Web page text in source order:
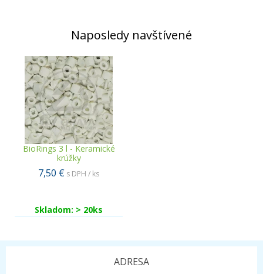
Naposledy navštívené
BioRings 3 l - Keramické
krúžky
7,50 € s DPH / ks
Skladom: > 20ks
ADRESA